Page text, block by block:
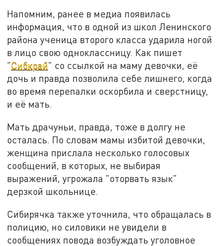
Напомним, ранее в медиа появилась
информация, что в одной из школ Ленинского
района ученица второго класса ударила ногой
в лицо свою одноклассницу. Как пишет
"Сибкрай" со ссылкой на маму девочки, её
дочь и правда позволила себе лишнего, когда
во время перепалки оскорбила и сверстницу,
и её мать.
Мать драчуньи, правда, тоже в долгу не
осталась. По словам мамы избитой девочки,
женщина прислала несколько голосовых
сообщений, в которых, не выбирая
выражений, угрожала "оторвать язык"
дерзкой школьнице.
Сибирячка также уточнила, что обращалась в
полицию, но силовики не увидели в
сообщениях повода возбуждать уголовное